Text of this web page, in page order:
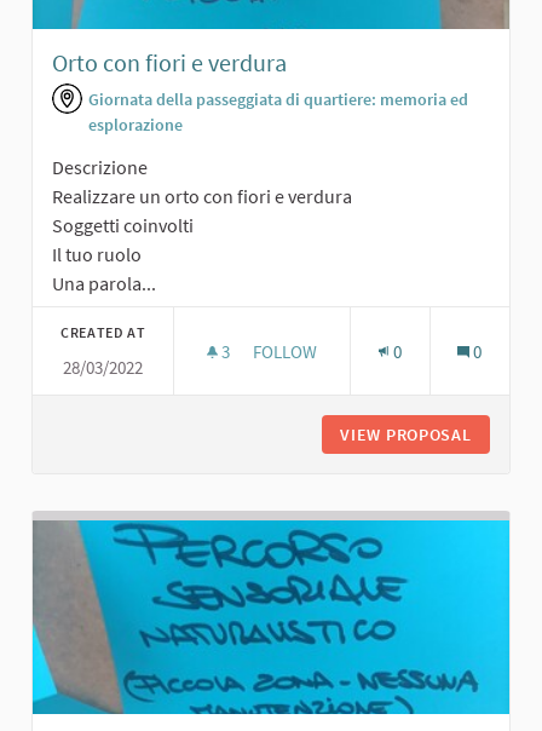
Orto con fiori e verdura
Giornata della passeggiata di quartiere: memoria ed
esplorazione
Descrizione
Realizzare un orto con fiori e verdura
Soggetti coinvolti
Il tuo ruolo
Una parola...
CREATED AT
28/03/2022
3 3 FOLLOWERS
FOLLOW 0 0
VIEW PROPOSAL